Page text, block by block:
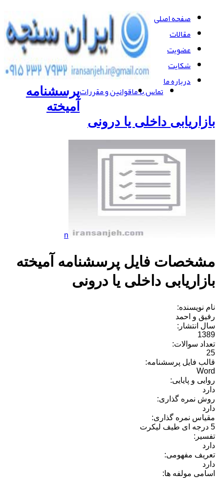
صفحه اصلی
مقالات
عضویت
شکایت
درباره ما
تماس با ماقوانین و مقرراتپرسشنامه
آمیخته
بازاریابی داخلی یا درونی
n
مشخصات فایل پرسشنامه آمیخته
بازاریابی داخلی یا درونی
نام نویسنده:
رفیق و احمد
سال انتشار:
1389
تعداد سوالات:
25
قالب فایل پرسشنامه:
Word
روایی و پایایی:
دارد
روش نمره گذاری:
دارد
مقیاس نمره گذاری:
5 درجه ای طیف لیکرت
تفسیر:
دارد
تعریف مفهومی:
دارد
اسامی مولفه ها: